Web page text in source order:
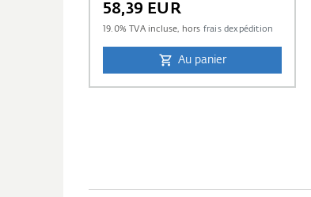
58,39 EUR
19.0% TVA incluse, hors frais dexpédition
Au panier